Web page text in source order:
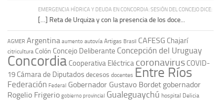
EMERGENCIA HÍDRICA Y DEUDA EN CONCORDIA: SESIÓN DEL CONCEJO DICE:
[…] Reta de Urquiza y con la presencia de los doce...
AGMER Argentina aumento autovía Artigas Brasil CAFESG Chajarí
citricultura Colón Concejo Deliberante Concepción del Uruguay
Concordia Cooperativa Eléctrica coronavirus COVID-
19 Cámara de Diputadosdecesos docentes Entre Ríos
Federación Federal Gobernador Gustavo Bordet gobernador
Rogelio Frigerio gobierno provincial Gualeguaychú hospital Delicia